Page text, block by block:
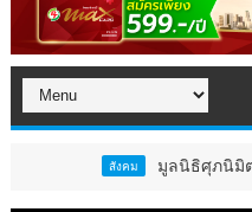
มูลนิธิศุภนิมิตฯ เปิดยุทธศา